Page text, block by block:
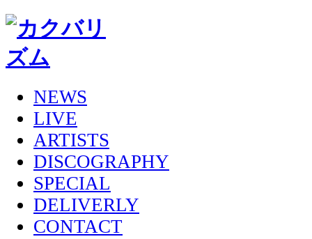
NEWS
LIVE
ARTISTS
DISCOGRAPHY
SPECIAL
DELIVERLY
CONTACT